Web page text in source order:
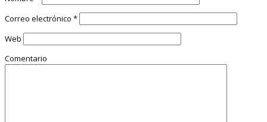
Correo electrónico *
Web
Comentario